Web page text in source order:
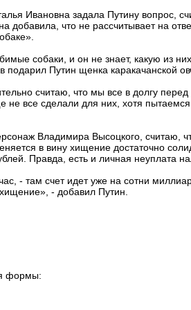
Ивановна задала Путину вопрос,
что не рассчитывает на
собаки, и он не знает, какую из
Путин щенка каракачанской
считаю, что мы все в долгу
все сделали для них, хотя
Владимира Высоцкого, считаю,
в вину хищение достаточно
Правда, есть и личная неуплата
- там счет идет уже на сотни
- добавил Путин.
формы: